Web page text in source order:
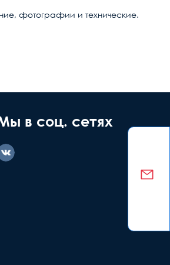
обмен
фотографии и технические.
в соц. сетях